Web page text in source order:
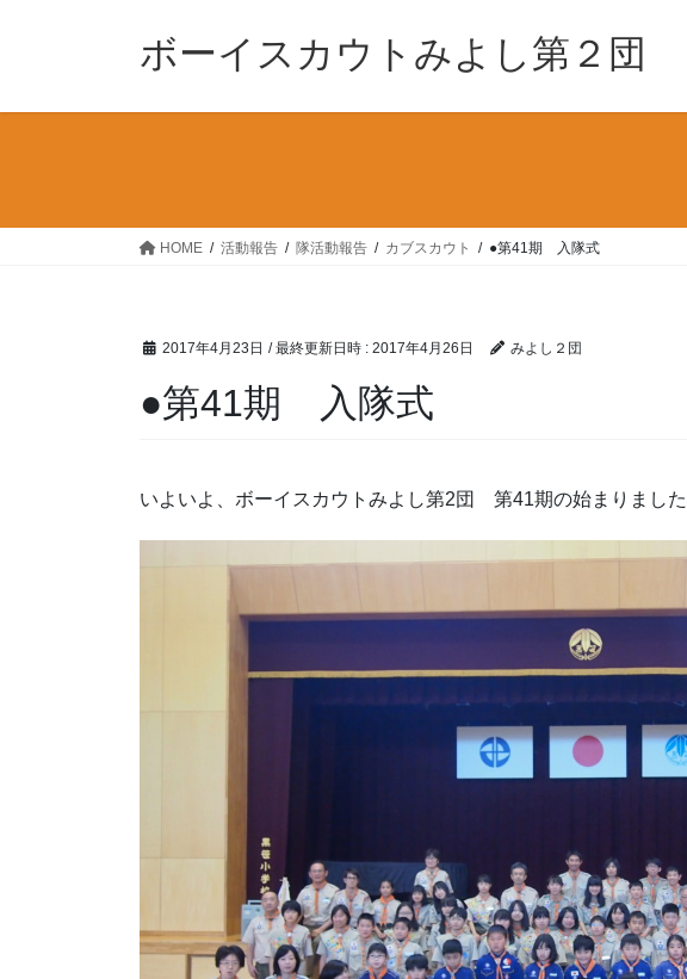
ボーイスカウトみよし第２団
HOME 活動報告 隊活動報告 カブスカウト ●第41期 入隊式
2017年4月23日 / 最終更新日時 : 2017年4月26日 みよし２団
●第41期 入隊式
いよいよ、ボーイスカウトみよし第2団 第41期の始まりました